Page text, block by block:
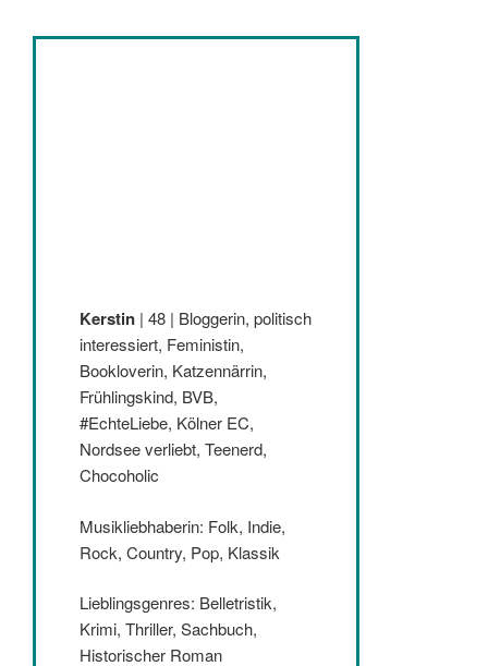
Kerstin | 48 | Bloggerin, politisch
interessiert, Feministin,
Bookloverin, Katzennärrin,
Frühlingskind, BVB,
#EchteLiebe, Kölner EC,
Nordsee verliebt, Teenerd,
Chocoholic
Musikliebhaberin: Folk, Indie,
Rock, Country, Pop, Klassik
Lieblingsgenres: Belletristik,
Krimi, Thriller, Sachbuch,
Historischer Roman